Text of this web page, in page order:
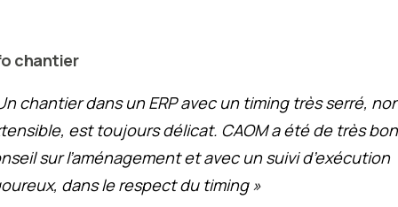
chantier
chantier dans un ERP avec un timing très serré,
est toujours délicat. CAOM a été de très bon
sur l’aménagement et avec un suivi d’exécution
dans le respect du timing »